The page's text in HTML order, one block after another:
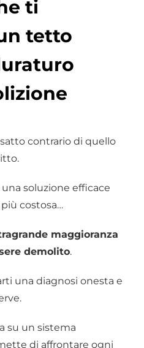
ti
tetto
contrario di quello
soluzione efficace
costosa…
maggioranza
demolito.
una diagnosi onesta e
su un sistema
di affrontare ogni